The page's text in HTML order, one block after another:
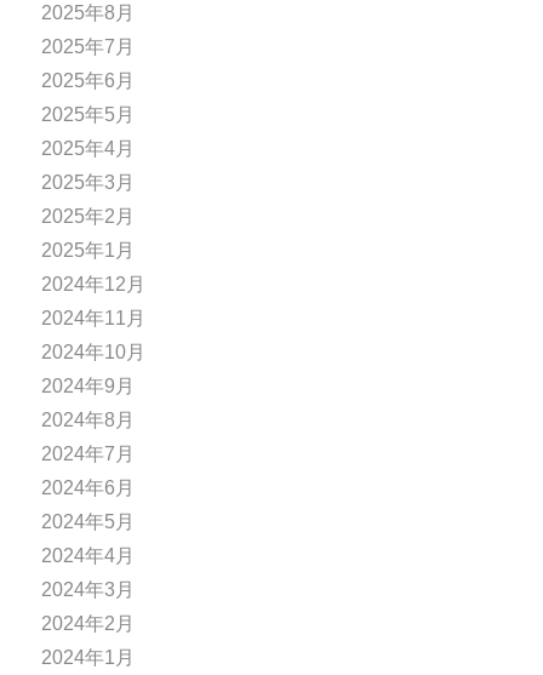
2025年8月
2025年7月
2025年6月
2025年5月
2025年4月
2025年3月
2025年2月
2025年1月
2024年12月
2024年11月
2024年10月
2024年9月
2024年8月
2024年7月
2024年6月
2024年5月
2024年4月
2024年3月
2024年2月
2024年1月